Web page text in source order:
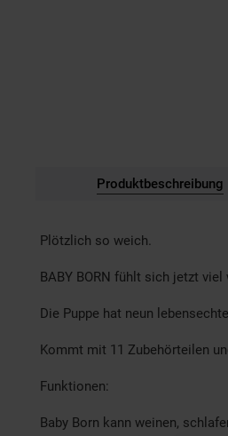
Produktbeschreibung
Plötzlich so weich.
BABY BORN fühlt sich jetzt
Die Puppe hat neun
Kommt mit 11 Zubehörteilen
Funktionen:
Baby Born kann weinen,